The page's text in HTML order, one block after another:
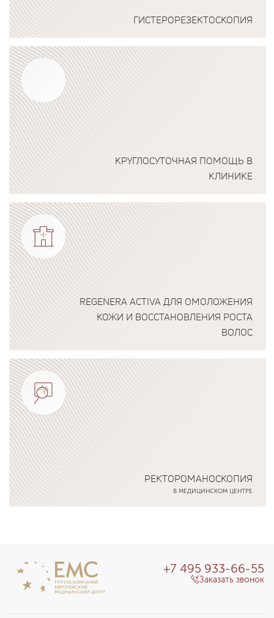
ГИСТЕРОРЕЗЕКТОСКОПИЯ
Подробнее о программе
КРУГЛОСУТОЧНАЯ ПОМОЩЬ В
КЛИНИКЕ
Подробнее о программе
REGENERA ACTIVA ДЛЯ ОМОЛОЖЕНИЯ
КОЖИ И ВОССТАНОВЛЕНИЯ РОСТА
ВОЛОС
Подробнее о программе
РЕКТОРОМАНОСКОПИЯ
В МЕДИЦИНСКОМ ЦЕНТРЕ
+7 495 933-66-55
Заказать звонок